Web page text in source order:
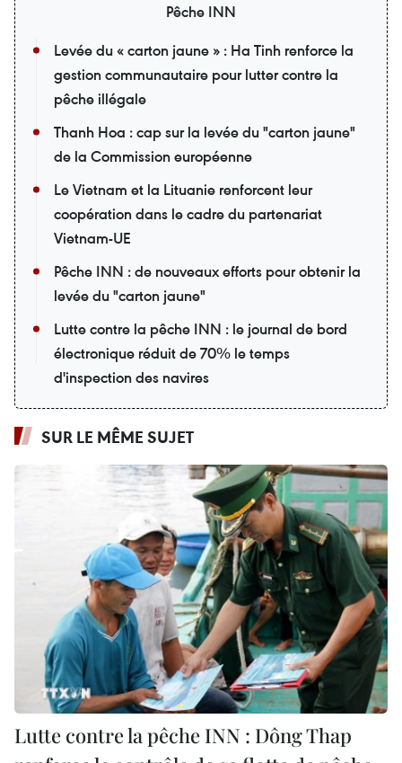
Pêche INN
Levée du « carton jaune » : Ha Tinh renforce la
gestion communautaire pour lutter contre la
pêche illégale
Thanh Hoa : cap sur la levée du "carton jaune"
de la Commission européenne
Le Vietnam et la Lituanie renforcent leur
coopération dans le cadre du partenariat
Vietnam-UE
Pêche INN : de nouveaux efforts pour obtenir la
levée du "carton jaune"
Lutte contre la pêche INN : le journal de bord
électronique réduit de 70% le temps
d'inspection des navires
SUR LE MÊME SUJET
Lutte contre la pêche INN : Dông Thap